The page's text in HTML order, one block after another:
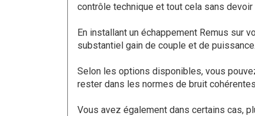
contrôle technique et tout cela sans
En installant un échappement Remus sur
substantiel gain de couple et de puissance.
Selon les options disponibles, vous
rester dans les normes de bruit
Vous avez également dans certains cas,